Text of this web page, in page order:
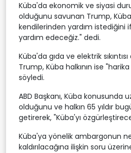
Küba'da ekonomik ve siyasi
olduğunu savunan Trump, Küba
kendilerinden yardım istediğini
yardım edeceğiz." dedi.
Küba'da gıda ve elektrik
Trump, Küba halkının ise
söyledi.
ABD Başkanı, Küba konusunda
olduğunu ve halkın 65 yıldır
getirerek, "Küba'yı
Küba'ya yönelik ambargonun
kaldırılacağına ilişkin soru